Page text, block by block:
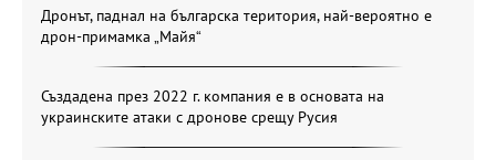
Дронът, паднал на българска територия, най-вероятно е
дрон-примамка „Майя“
Създадена през 2022 г. компания е в основата на
украинските атаки с дронове срещу Русия